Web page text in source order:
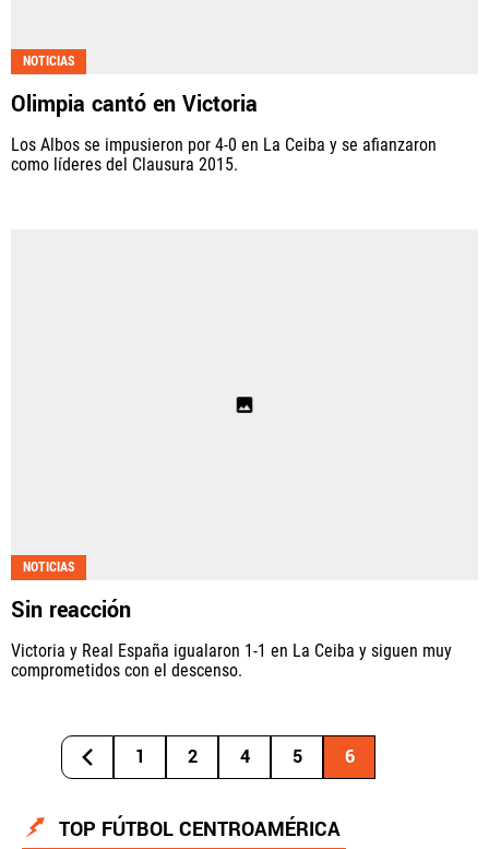
NOTICIAS
Olimpia cantó en Victoria
Los Albos se impusieron por 4-0 en La Ceiba y se afianzaron
como líderes del Clausura 2015.
NOTICIAS
Sin reacción
Victoria y Real España igualaron 1-1 en La Ceiba y siguen muy
comprometidos con el descenso.
1 2 4 5 6
TOP FÚTBOL CENTROAMÉRICA